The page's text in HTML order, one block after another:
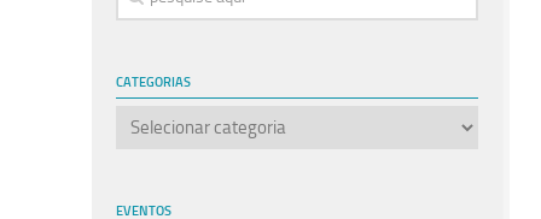
CATEGORIAS
Categorias
EVENTOS